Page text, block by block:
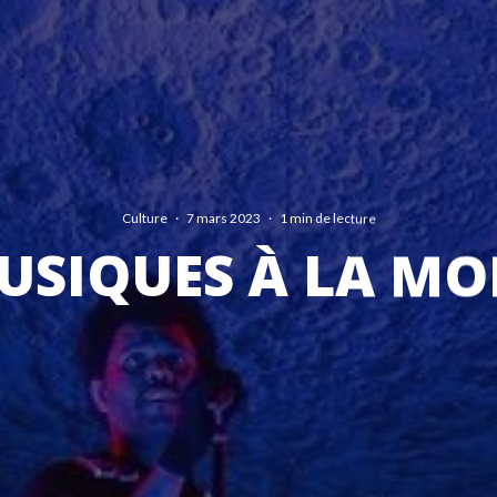
Culture · 7 mars 2023 · 1 min de lecture
À LA